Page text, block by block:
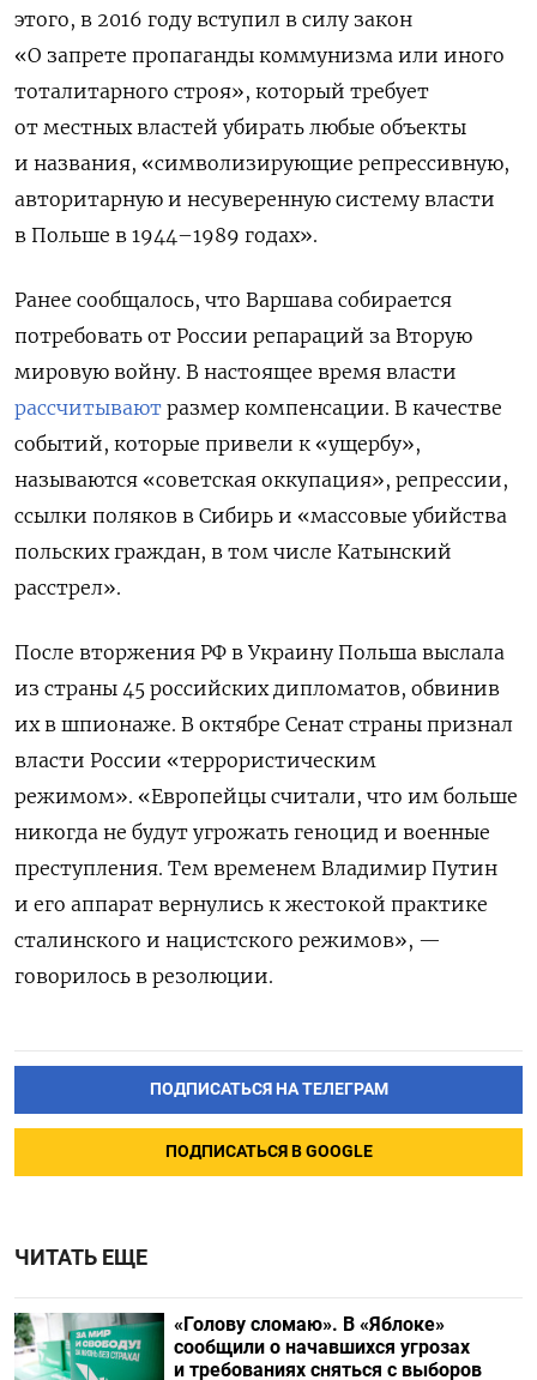
этого, в 2016 году вступил в силу закон
«О запрете пропаганды коммунизма или иного
тоталитарного строя», который требует
от местных властей убирать любые объекты
и названия, «символизирующие репрессивную,
авторитарную и несуверенную систему власти
в Польше в 1944–1989 годах».
Ранее сообщалось, что Варшава собирается
потребовать от России репараций за Вторую
мировую войну. В настоящее время власти
рассчитывают размер компенсации. В качестве
событий, которые привели к «ущербу»,
называются «советская оккупация», репрессии,
ссылки поляков в Сибирь и «массовые убийства
польских граждан, в том числе Катынский
расстрел».
После вторжения РФ в Украину Польша выслала
из страны 45 российских дипломатов, обвинив
их в шпионаже. В октябре Сенат страны признал
власти России «террористическим
режимом». «Европейцы считали, что им больше
никогда не будут угрожать геноцид и военные
преступления. Тем временем Владимир Путин
и его аппарат вернулись к жестокой практике
сталинского и нацистского режимов», —
говорилось в резолюции.
ПОДПИСАТЬСЯ НА ТЕЛЕГРАМ
ПОДПИСАТЬСЯ В GOOGLE
ЧИТАТЬ ЕЩЕ
«Голову сломаю». В «Яблоке»
сообщили о начавшихся угрозах
и требованиях сняться с выборов